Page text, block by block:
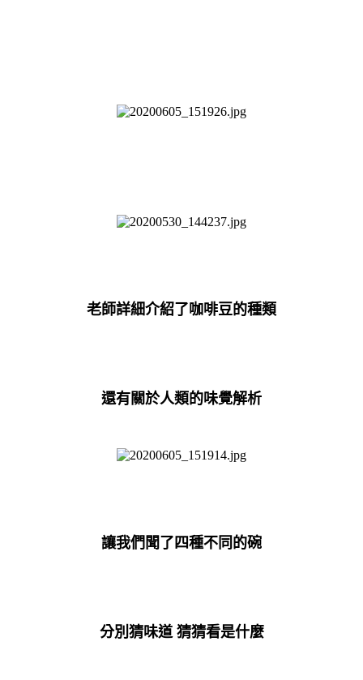
老師詳細介紹了咖啡豆的種類
還有關於人類的味覺解析
讓我們聞了四種不同的碗
分別猜味道 猜猜看是什麼